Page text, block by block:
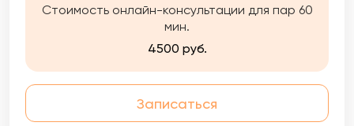
Стоимость онлайн-консультации для пар 60
мин.
4500 руб.
Записаться